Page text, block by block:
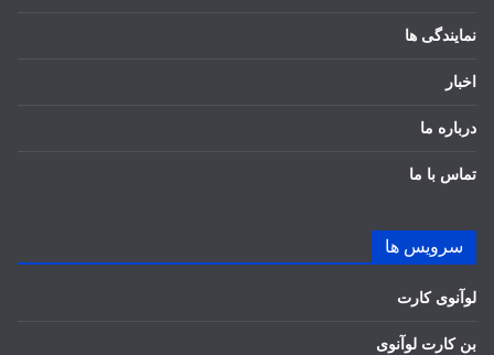
نمایندگی ها
اخبار
درباره ما
تماس با ما
سرویس ها
لوآنوی کارت
بن کارت لوآنوی